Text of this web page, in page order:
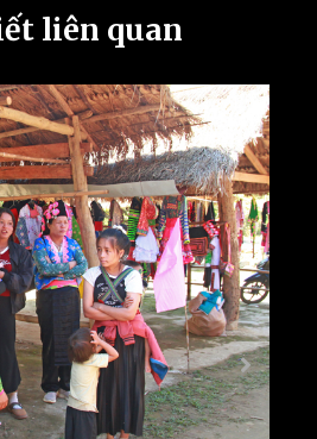
liên quan